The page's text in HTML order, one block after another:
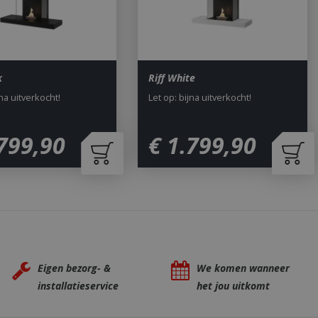
,90
uitverkocht!
Riff White
€ 1.799,90
Let op: bijna uitverkocht!
Eigen bezorg- &
installatieservice
We komen wanneer
het jou uitkomt
Dit is gunstig
te
van hun
with Google
analytics
generated
is set to expire
by
cookie-banner
om